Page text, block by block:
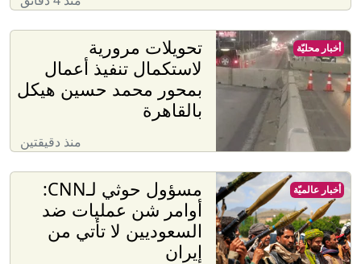
تحويلات مرورية
لاستكمال تنفيذ أعمال
بمحور محمد حسين هيكل
بالقاهرة
منذ دقيقتين
أخبار محليّة
مسؤول حوثي لـCNN:
أوامر شن عمليات ضد
السعوديين لا تأتي من
إيران
أخبار عالميّة